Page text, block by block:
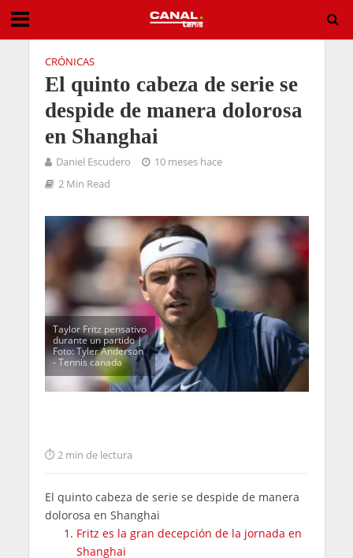
CRÓNICAS
El quinto cabeza de serie se
despide de manera dolorosa
en Shanghai
Daniel Escudero
10 meses hace
2 Min Read
Taylor Fritz pensativo
durante un partido |
Foto: Tyler Anderson
- Tennis canada
2 min de lectura
El quinto cabeza de serie se despide de manera
dolorosa en Shanghai
Fritz es la gran decepción de la jornada en
Shanghai